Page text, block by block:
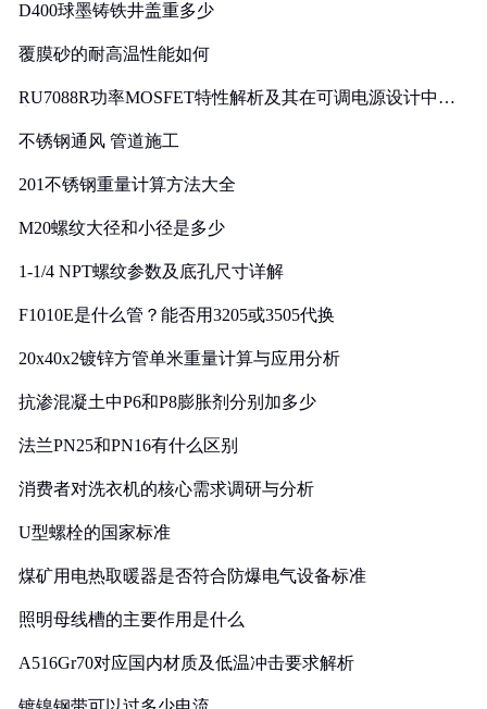
D400球墨铸铁井盖重多少
覆膜砂的耐高温性能如何
RU7088R功率MOSFET特性解析及其在可调电源设计中的
不锈钢通风 管道施工
201不锈钢重量计算方法大全
M20螺纹大径和小径是多少
1-1/4 NPT螺纹参数及底孔尺寸详解
F1010E是什么管？能否用3205或3505代换
20x40x2镀锌方管单米重量计算与应用分析
抗渗混凝土中P6和P8膨胀剂分别加多少
法兰PN25和PN16有什么区别
消费者对洗衣机的核心需求调研与分析
U型螺栓的国家标准
煤矿用电热取暖器是否符合防爆电气设备标准
照明母线槽的主要作用是什么
A516Gr70对应国内材质及低温冲击要求解析